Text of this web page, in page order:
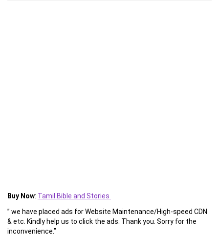
Buy Now: Tamil Bible and Stories
” we have placed ads for Website Maintenance/High-speed CDN
& etc. Kindly help us to click the ads. Thank you. Sorry for the
inconvenience.”